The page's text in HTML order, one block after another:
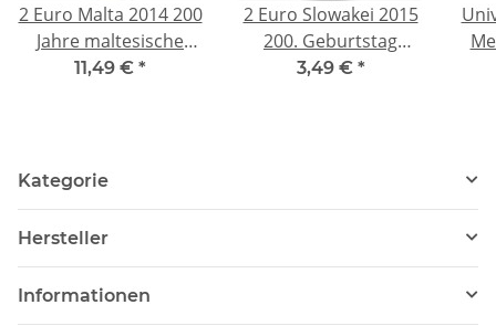
2 Euro Malta 2014 200
Jahre maltesische
Polizei unc.
11,49 € *
2 Euro Slowakei 2015
200. Geburtstag
Ludovit Stur unc.
3,49 € *
Kategorie
Hersteller
Informationen